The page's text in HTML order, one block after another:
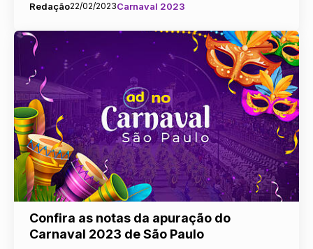
Redação22/02/2023Carnaval 2023
Confira as notas da apuração do
Carnaval 2023 de São Paulo